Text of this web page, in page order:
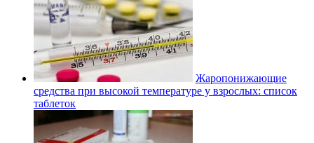
Жаропонижающие
средства при высокой температуре у взрослых: список
таблеток